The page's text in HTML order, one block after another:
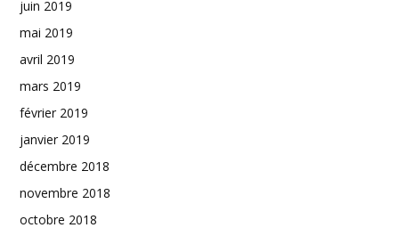
juin 2019
mai 2019
avril 2019
mars 2019
février 2019
janvier 2019
décembre 2018
novembre 2018
octobre 2018